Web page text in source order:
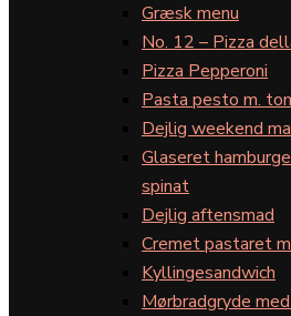
Græsk menu
No. 12 – Pizza
Pizza Pepperoni
Pasta pesto m.
Dejlig weekend
Glaseret
spinat
Dejlig aftensmad
Cremet pastaret
Kyllingesandwich
Mørbradgryde